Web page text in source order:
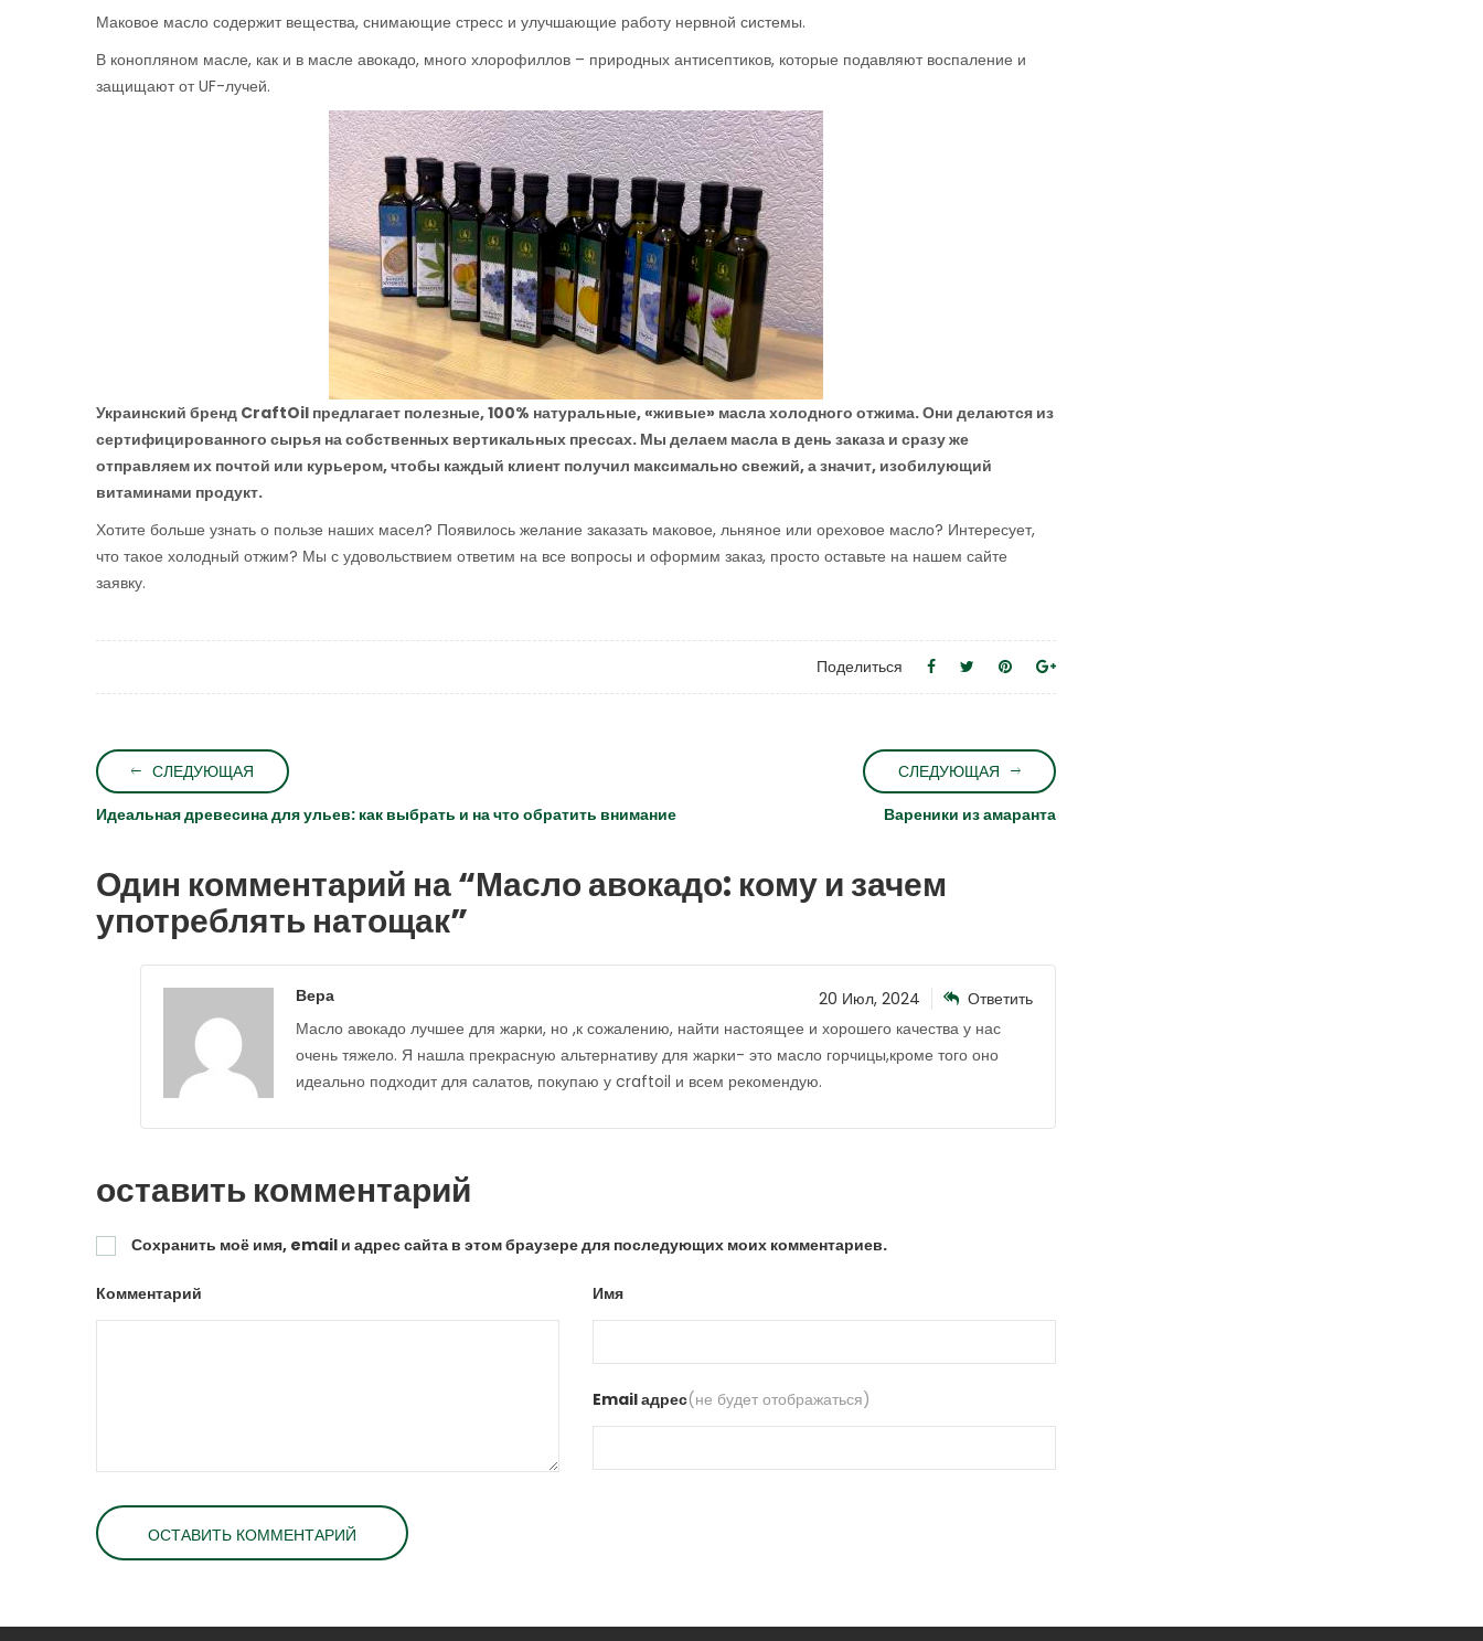
Маковое масло содержит вещества, снимающие стресс и улучшающие работу нервной системы.
В конопляном масле, как и в масле авокадо, много хлорофиллов – природных антисептиков, которые подавляют воспаление и
защищают от UF-лучей.
Украинский бренд CraftOil предлагает полезные, 100% натуральные, «живые» масла холодного отжима. Они делаются из
сертифицированного сырья на собственных вертикальных прессах. Мы делаем масла в день заказа и сразу же
отправляем их почтой или курьером, чтобы каждый клиент получил максимально свежий, а значит, изобилующий
витаминами продукт.
Хотите больше узнать о пользе наших масел? Появилось желание заказать маковое, льняное или ореховое масло? Интересует,
что такое холодный отжим? Мы с удовольствием ответим на все вопросы и оформим заказ, просто оставьте на нашем сайте
заявку.
Поделиться
СЛЕДУЮЩАЯ
Идеальная древесина для ульев: как выбрать и на что обратить внимание
СЛЕДУЮЩАЯ
Вареники из амаранта
Один комментарий на “Масло авокадо: кому и зачем
употреблять натощак”
Вера 20 Июл, 2024
Ответить
Масло авокадо лучшее для жарки, но ,к сожалению, найти настоящее и хорошего качества у нас
очень тяжело. Я нашла прекрасную альтернативу для жарки- это масло горчицы,кроме того оно
идеально подходит для салатов, покупаю у craftoil и всем рекомендую.
оставить комментарий
Сохранить моё имя, email и адрес сайта в этом браузере для последующих моих комментариев.
Комментарий Имя
Email адрес(не будет отображаться)